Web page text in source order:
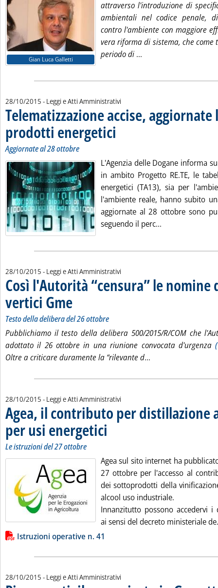
Gian Luca Galletti
attraverso l'introduzione di
ambientali nel codice penale,
contro l'ambiente con maggiore
vera riforma di sistema, che come
periodo di ...
28/10/2015 - Leggi e Atti Amministrativi
Telematizzazione accise,
prodotti energetici . Sottotitolo: Aggiornate al 28 ottobre
. Pubblicata mercoledì 28 ottobre 2015
Aggiornate al 28 ottobre
L'Agenzia delle Dogane informa
in ambito Progetto RE.TE, le
energetici (TA13), sia per
l'ambiente reale, hanno subito
aggiornate al 28 ottobre sono
seguendo il perc...
28/10/2015 - Leggi e Atti Amministrativi
Così l'Autorità “censura” le nomine
vertici Gme
Testo della delibera del 26 ottobre
Pubblichiamo il testo della delibera 500/2015/R/COM che
adottato il 26 ottobre in una riunione convocata d'urgenza
Oltre a criticare duramente la “rilevante d...
28/10/2015 - Leggi e Atti Amministrativi
Agea, il contributo per distillazione
per usi energetici . Sottotitolo: Le istruzioni del 27 ottobre
. Pubblicata mercoledì 28 ottobre 2015 alle
Le istruzioni del 27 ottobre
Agea sul sito internet ha
27 ottobre per l'accesso al
dei sottoprodotti della
alcool uso industriale.
Innanzitutto possono accedervi
ai sensi del decreto ministeriale
Lista allegati PDF alla notizia
Istruzioni operative n. 41
28/10/2015 - Leggi e Atti Amministrativi